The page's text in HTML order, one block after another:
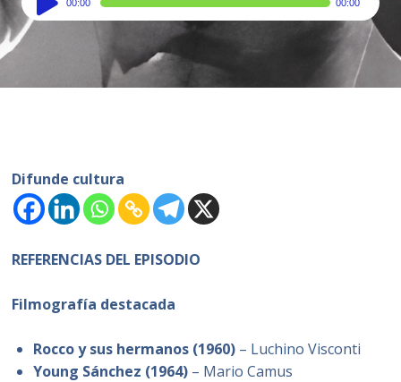
Player
00:00 00:00
Difunde cultura
REFERENCIAS DEL EPISODIO
Filmografía destacada
Rocco y sus hermanos (1960) – Luchino Visconti
Young Sánchez (1964) – Mario Camus